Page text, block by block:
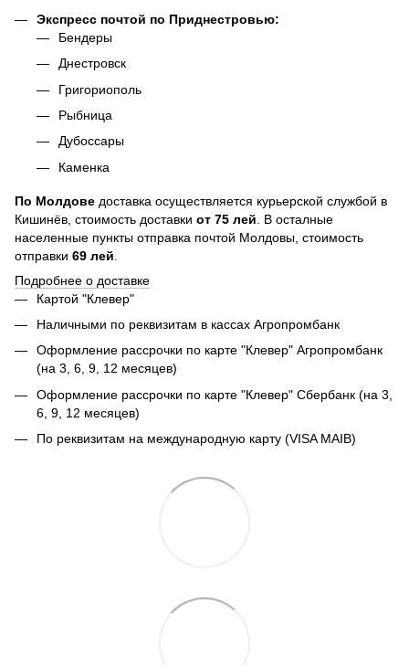
Экспресс почтой по Приднестровью:
Бендеры
Днестровск
Григориополь
Рыбница
Дубоссары
Каменка
По Молдове доставка осуществляется курьерской службой в
Кишинёв, стоимость доставки от 75 лей . В осталные
населенные пункты отправка почтой Молдовы, стоимость
отправки 69 лей
Подробнее о доставке
Картой "Клевер"
Наличными по реквизитам в кассах Агропромбанк
Оформление рассрочки по карте "Клевер" Агропромбанк
(на 3, 6, 9, 12 месяцев)
Оформление рассрочки по карте "Клевер" Сбербанк (на 3,
6, 9, 12 месяцев)
По реквизитам на международную карту (VISA MAIB)